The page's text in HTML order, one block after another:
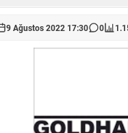
9 Ağustos 2022 17:30 0